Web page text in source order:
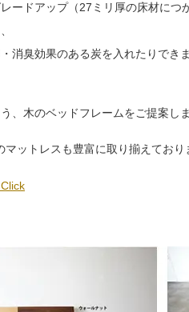
ードアップ（27ミリ厚の床材につ
消臭効果のある炭を入れたりできま
、木のベッドフレームをご提案しま
ットレスも豊富に取り揃えており